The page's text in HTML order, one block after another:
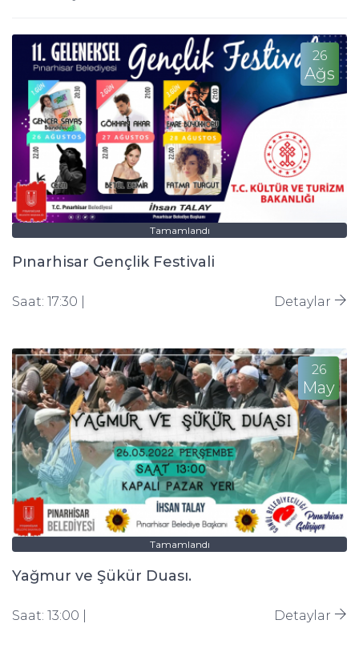
Tamamlandı
26
Ağs
Pınarhisar Gençlik Festivali
Saat: 17:30 | Detaylar
Tamamlandı
26
May
Yağmur ve Şükür Duası.
Saat: 13:00 | Detaylar